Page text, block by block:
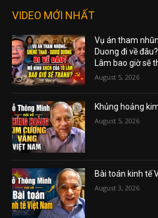
VIDEO MỚI NHẤT
Vụ án tham
Duong đi về
Lâm bao giờ sẽ
August 5, 2026
Khủng hoảng
August 5, 2026
Bài toán kinh tế
August 3, 2026